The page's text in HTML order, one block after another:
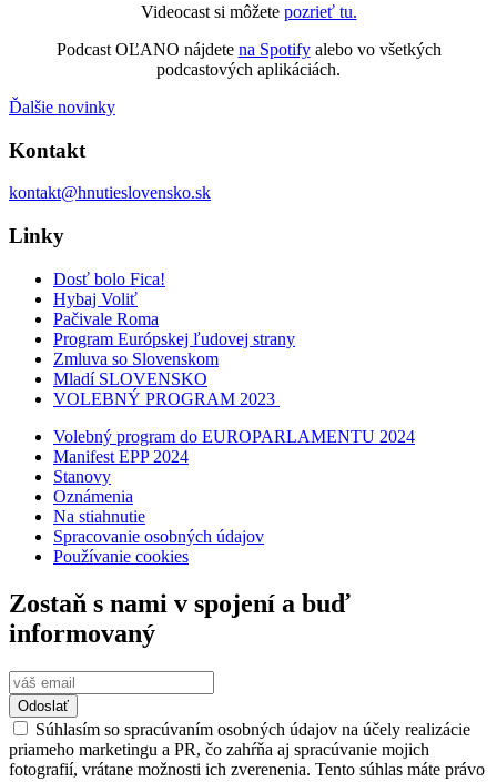
Videocast si môžete pozrieť tu.
Podcast OĽANO nájdete na Spotifyalebo vo všetkých
podcastových aplikáciách.
Ďalšie novinky
Kontakt
kontakt@hnutieslovensko.sk
Linky
Dosť bolo Fica!
Hybaj Voliť
Pačivale Roma
Program Európskej ľudovej strany
Zmluva so Slovenskom
Mladí SLOVENSKO
VOLEBNÝ PROGRAM 2023
Volebný program do EUROPARLAMENTU 2024
Manifest EPP 2024
Stanovy
Oznámenia
Na stiahnutie
Spracovanie osobných údajov
Používanie cookies
Zostaň s nami v spojení a buď
informovaný
Odoslať
Súhlasím so spracúvaním osobných údajov na účely realizácie
priameho marketingu a PR, čo zahŕňa aj spracúvanie mojich
fotografií, vrátane možnosti ich zverenenia. Tento súhlas máte právo